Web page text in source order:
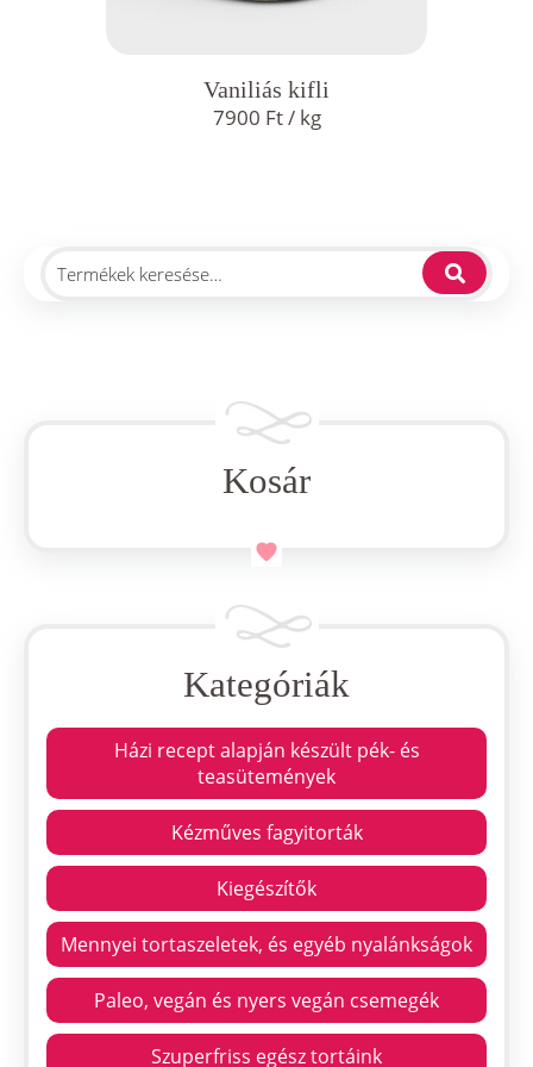
Kosár
Kategóriák
Házi recept alapján készült pék- és
teasütemények
Kézműves fagyitorták
Kiegészítők
Mennyei tortaszeletek, és egyéb nyalánkságok
Paleo, vegán és nyers vegán csemegék
Szuperfriss egész tortáink
Vaniliás kifli
7900 Ft/ kg